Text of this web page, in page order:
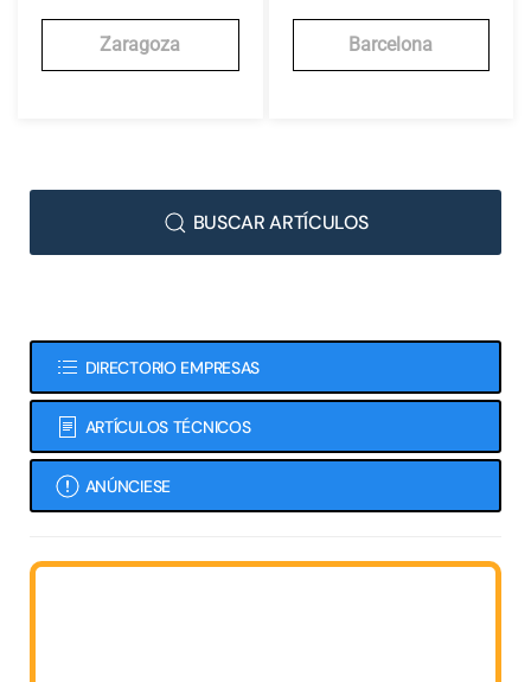
Zaragoza Barcelona
BUSCAR ARTÍCULOS
DIRECTORIO EMPRESAS
ARTÍCULOS TÉCNICOS
ANÚNCIESE